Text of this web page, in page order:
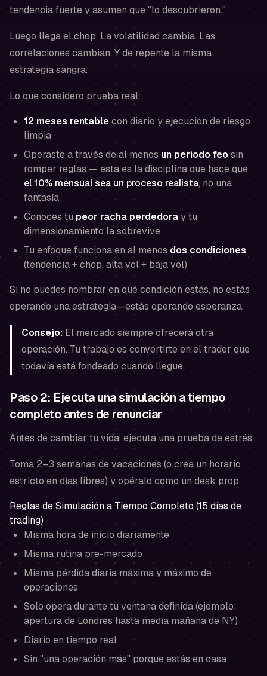
tendencia fuerte y asumen que "lo descubrieron."
Luego llega el chop. La volatilidad cambia. Las
correlaciones cambian. Y de repente la misma
estrategia sangra.
Lo que considero prueba real:
12 meses rentablecon diario y ejecución de riesgo
limpia
Operaste a través de al menos un período feosin
romper reglas — esta es la disciplina que hace que
el 10% mensual sea un proceso realista, no una
fantasía
Conoces tu peor racha perdedora y tu
dimensionamiento la sobrevive
Tu enfoque funciona en al menos dos condiciones
(tendencia + chop, alta vol + baja vol)
Si no puedes nombrar en qué condición estás, no estás
operando una estrategia—estás operando esperanza.
Consejo: El mercado siempre ofrecerá otra
operación. Tu trabajo es convertirte en el trader que
todavía está fondeado cuando llegue.
Paso 2: Ejecuta una simulación a tiempo
completo antes de renunciar
Antes de cambiar tu vida, ejecuta una prueba de estrés.
Toma 2–3 semanas de vacaciones (o crea un horario
estricto en días libres) y opéralo como un desk prop.
Reglas de Simulación a Tiempo Completo (15 días de
trading)
Misma hora de inicio diariamente
Misma rutina pre-mercado
Misma pérdida diaria máxima y máximo de
operaciones
Solo opera durante tu ventana definida (ejemplo:
apertura de Londres hasta media mañana de NY)
Diario en tiempo real
Sin "una operación más" porque estás en casa